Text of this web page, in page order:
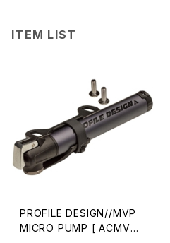
ITEM LIST
PROFILE DESIGN//MVP
MICRO PUMP [ ACMVP1